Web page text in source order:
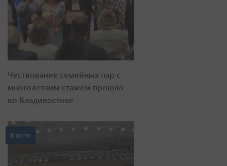
Чествование семейных пар с
многолетним стажем прошло
во Владивостоке
8 фото